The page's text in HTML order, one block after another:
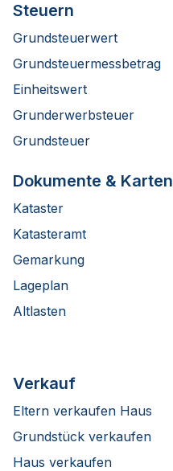
Steuern
Grundsteuerwert
Grundsteuermessbetrag
Einheitswert
Grunderwerbsteuer
Grundsteuer
Dokumente & Karten
Kataster
Katasteramt
Gemarkung
Lageplan
Altlasten
Verkauf
Eltern verkaufen Haus
Grundstück verkaufen
Haus verkaufen